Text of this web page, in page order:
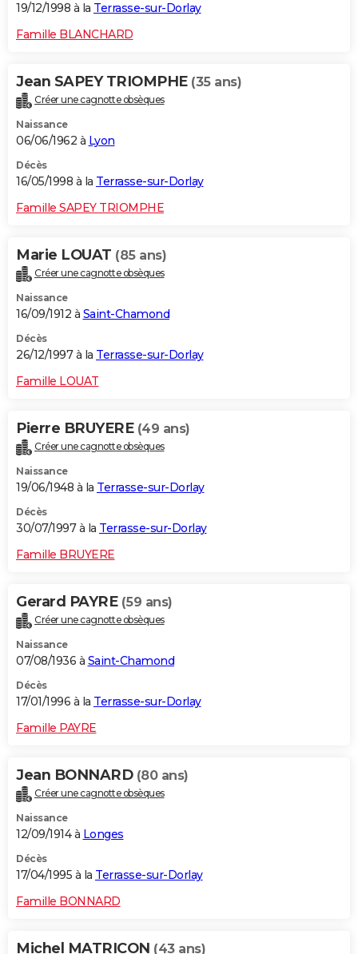
19/12/1998 à la Terrasse-sur-Dorlay
Famille BLANCHARD
Jean SAPEY TRIOMPHE (35 ans)
Créer une cagnotte obsèques
Naissance
06/06/1962 à Lyon
Décès
16/05/1998 à la Terrasse-sur-Dorlay
Famille SAPEY TRIOMPHE
Marie LOUAT (85 ans)
Créer une cagnotte obsèques
Naissance
16/09/1912 à Saint-Chamond
Décès
26/12/1997 à la Terrasse-sur-Dorlay
Famille LOUAT
Pierre BRUYERE (49 ans)
Créer une cagnotte obsèques
Naissance
19/06/1948 à la Terrasse-sur-Dorlay
Décès
30/07/1997 à la Terrasse-sur-Dorlay
Famille BRUYERE
Gerard PAYRE (59 ans)
Créer une cagnotte obsèques
Naissance
07/08/1936 à Saint-Chamond
Décès
17/01/1996 à la Terrasse-sur-Dorlay
Famille PAYRE
Jean BONNARD (80 ans)
Créer une cagnotte obsèques
Naissance
12/09/1914 à Longes
Décès
17/04/1995 à la Terrasse-sur-Dorlay
Famille BONNARD
Michel MATRICON (43 ans)